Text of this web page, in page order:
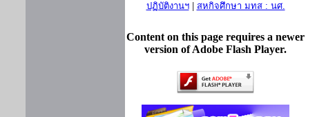
ปฏิบัติงานฯ| สหกิจศึกษา มทส : นศ.
Content on this page requires a newer
version of Adobe Flash Player.